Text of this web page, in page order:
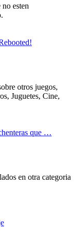
esten
otros juegos,
Juguetes, Cine,
que …
en otra categoria